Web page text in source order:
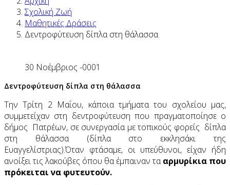
Σχολική Ζωή
Μαθητικές Δράσεις
Δεντροφύτευση δίπλα στη θάλασσα
30 Νοέμβριος -0001
Δεντροφύτευση δίπλα στη θάλασσα
Την Τρίτη 2 Μαΐου, κάποια τμήματα του σχολείου μας,
συμμετείχαν στη δεντροφύτευση που πραγματοποίησε ο
δήμος Πατρέων, σε συνεργασία με τοπικούς φορείς δίπλα
στη θάλασσα (δίπλα στο εκκλησάκι της
Ευαγγελίστριας).Όταν φτάσαμε, οι υπεύθυνοι, είχαν ήδη
ανοίξει τις λακούβες όπου θα έμπαιναν τααρμυρίκια που
πρόκειται να φυτευτούν.